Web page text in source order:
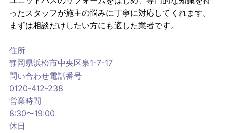
ったスタッフが施主の悩みに丁寧に対応してくれます。
まずは相談だけしたい方にも適した業者です。
住所
静岡県浜松市中央区泉1-7-17
問い合わせ電話番号
0120-412-238
営業時間
8:30〜19:00
休日